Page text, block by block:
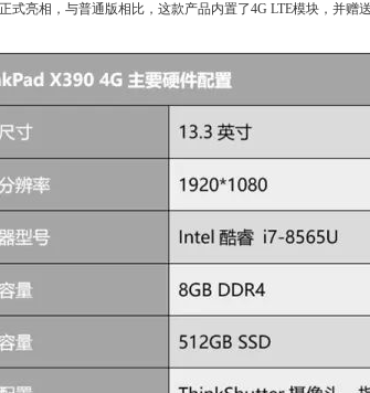
式亮相，与普通版相比，这款产品内置了4G LTE模块，并赠